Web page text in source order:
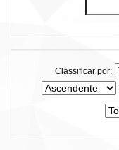
Classificar por: